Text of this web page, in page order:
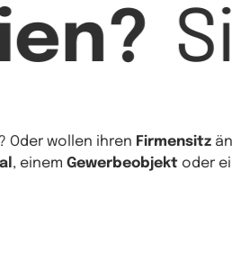
Oder wollen ihren Firmensitz
, einem Gewerbeobjekt oder